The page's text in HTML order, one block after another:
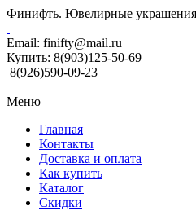
Финифть. Ювелирные украшения
Email: finifty@mail.ru
Купить: 8(903)125-50-69
8(926)590-09-23
Меню
Главная
Контакты
Доставка и оплата
Как купить
Каталог
Скидки